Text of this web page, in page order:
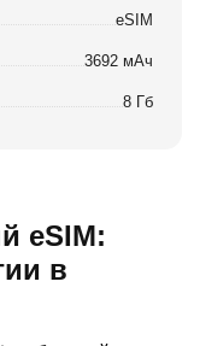
eSIM
3692 мАч
8 Гб
eSIM:
в